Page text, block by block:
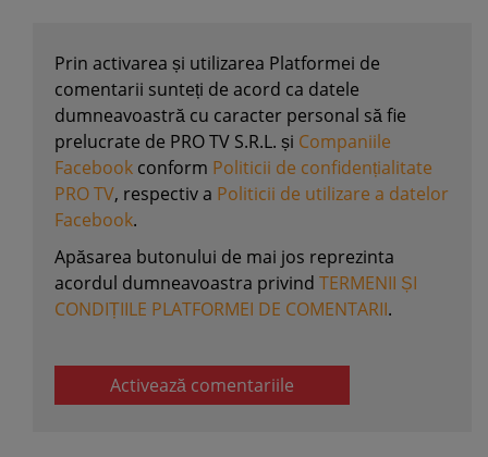
Prin activarea și utilizarea Platformei de
comentarii sunteți de acord ca datele
dumneavoastră cu caracter personal să fie
prelucrate de PRO TV S.R.L. și Companiile
Facebook conform Politicii de confidențialitate
PRO TV, respectiv a Politicii de utilizare a datelor
Facebook.
Apăsarea butonului de mai jos reprezinta
acordul dumneavoastra privind TERMENII ȘI
CONDIȚIILE PLATFORMEI DE COMENTARII.
Activează comentariile